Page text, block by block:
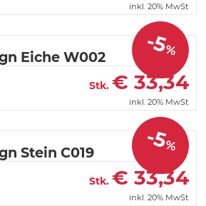
inkl. 20% MwSt
-5%
Eiche W002
Stk. € 33,34
inkl. 20% MwSt
-5%
Stein C019
Stk. € 33,34
inkl. 20% MwSt